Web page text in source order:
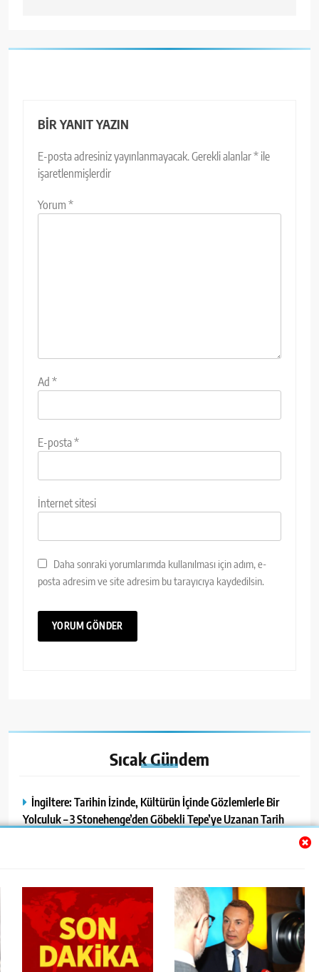
BIR YANIT YAZIN
E-posta adresiniz yayınlanmayacak.Gerekli alanlar* ile
işaretlenmişlerdir
Yorum *
Ad *
E-posta*
İnternet sitesi
Daha sonraki yorumlarımda kullanılması için adım, e-
posta adresim ve site adresim bu tarayıcıya kaydedilsin.
SıcakGündem
İngiltere: Tarihin İzinde, Kültürün İçinde Gözlemlerle Bir
Yolculuk – 3 Stonehenge’den Göbekli Tepe’ye Uzanan Tarih
Messerschmidt, Rusya yanlısı ve NATO karşıtı siyasetçiyle
görüşmesi nedeniyle eleştiriliyor
Türkiye’de Kayıp Olarak Aranıyordu: Danimarkalı
Nicolaj’dan Sevindirici Haber